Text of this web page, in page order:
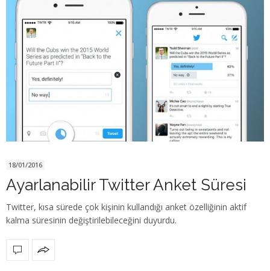
18/01/2016
Ayarlanabilir Twitter Anket Süresi
Twitter, kısa sürede çok kişinin kullandığı anket özelliğinin aktif
kalma süresinin değiştirilebileceğini duyurdu.